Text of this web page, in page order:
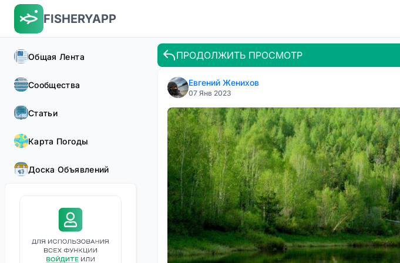
FISHERYAPP
Общая Лента
Сообщества
Статьи
Карта Погоды
Доска Объявлений
ПРОДОЛЖИТЬ ПРОСМОТР
Евгений Женихов
07 Янв 2023